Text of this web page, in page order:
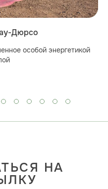
Дюрсо
особой энергетикой
НА